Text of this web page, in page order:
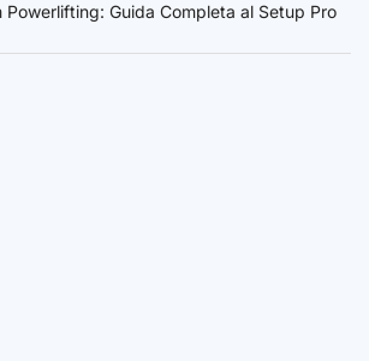
Powerlifting: Guida Completa al Setup Pro